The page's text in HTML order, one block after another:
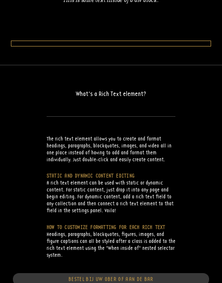
What’s a Rich Text element?
The rich text element allows you to create and format
headings, paragraphs, blockquotes, images, and video all in
one place instead of having to add and format them
individually. Just double-click and easily create content.
STATIC AND DYNAMIC CONTENT EDITING
A rich text element can be used with static or dynamic
content. For static content, just drop it into any page and
begin editing. For dynamic content, add a rich text field to
any collection and then connect a rich text element to that
field in the settings panel. Voila!
HOW TO CUSTOMIZE FORMATTING FOR EACH RICH TEXT
Headings, paragraphs, blockquotes, figures, images, and
figure captions can all be styled after a class is added to the
rich text element using the "When inside of" nested selector
system.
BESTEL BIJ UW OBER OF AAN DE BAR